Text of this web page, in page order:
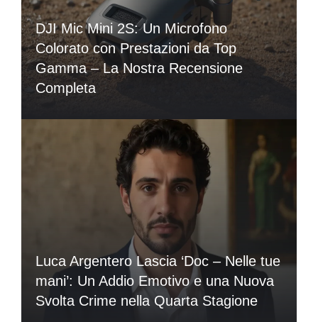
DJI Mic Mini 2S: Un Microfono
Colorato con Prestazioni da Top
Gamma – La Nostra Recensione
Completa
Luca Argentero Lascia ‘Doc – Nelle tue
mani’: Un Addio Emotivo e una Nuova
Svolta Crime nella Quarta Stagione